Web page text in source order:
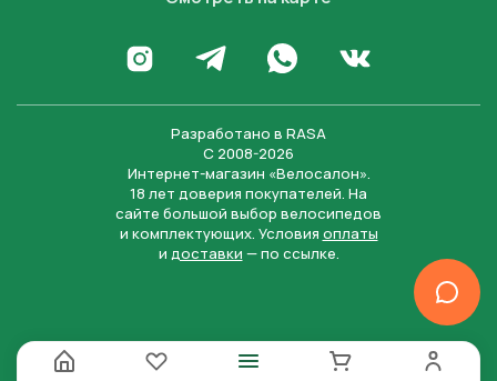
Перейти в Инстаграм
Написать в Телеграм
Написать в WhatsApp
Перейти во
Разработано в RASA
С 2008-2026
Интернет-магазин «Велосалон».
18 лет доверия покупателей. На
сайте большой выбор велосипедов
и комплектующих. Условия оплаты
и доставки — по ссылке.
Нажимая на кнопку “Отправить заявку”, вы даете
согласие на обработку персональных данных и